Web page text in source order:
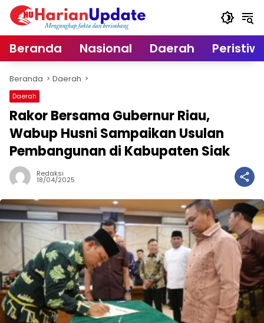
Langsung
Beranda Nasional Daerah
Beranda Daerah
Daerah
Rakor Bersama Gubernur Riau,
Wabup Husni Sampaikan Usulan
Pembangunan di Kabupaten Siak
Redaksi
18/04/2025